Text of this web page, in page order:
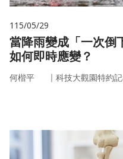
115/05/29
當降雨變成「一次倒
如何即時應變？
何楷平 ｜ 科技大觀園特約